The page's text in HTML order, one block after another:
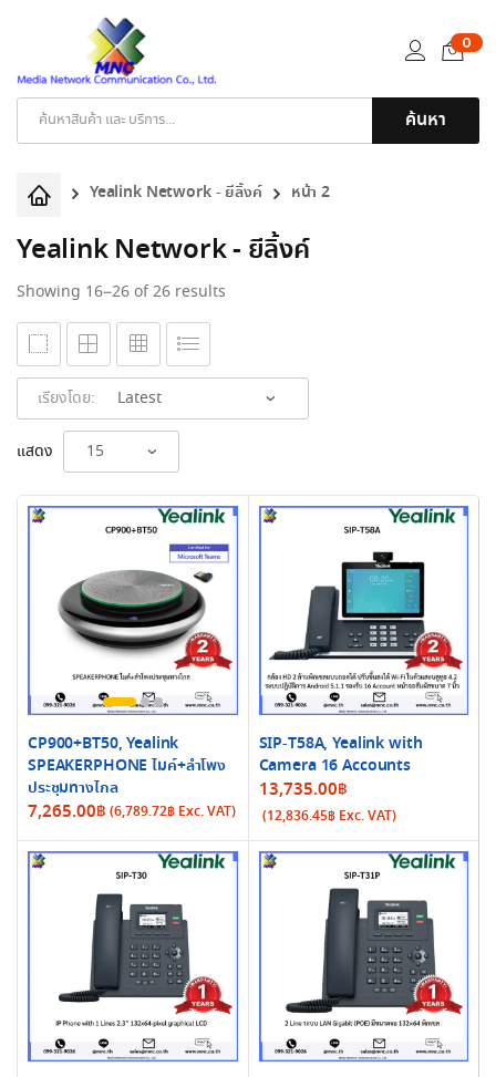
ค้นหา
0
Yealink Network - ยีลิ้งค์ หน้า 2
Yealink Network - ยีลิ้งค์
Showing 16–26 of 26 results
เรียงโดย:
แสดง
CP900+BT50, Yealink
SPEAKERPHONE ไมค์+ลำโพง
ประชุมทางไกล
7,265.00฿ (6,789.72฿ Exc. VAT)
SIP-T58A, Yealink with
Camera 16 Accounts
13,735.00฿
(12,836.45฿Exc. VAT)